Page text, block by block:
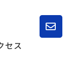
セス